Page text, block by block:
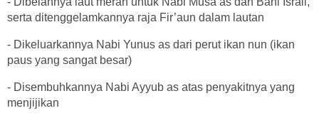
serta ditenggelamkannya raja Fir’aun dalam lautan
- Dikeluarkannya Nabi Yunus as dari perut ikan nun (ikan
paus yang sangat besar)
- Disembuhkannya Nabi Ayyub as atas penyakitnya yang
menjijikan